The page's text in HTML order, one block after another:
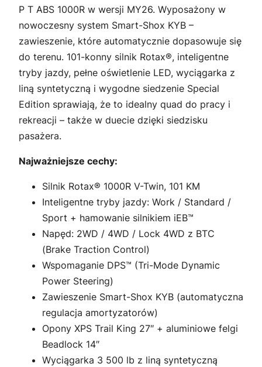
P T ABS 1000R w wersji MY26. Wyposażony w
nowoczesny system Smart-Shox KYB –
zawieszenie, które automatycznie dopasowuje się
do terenu. 101-konny silnik Rotax®, inteligentne
tryby jazdy, pełne oświetlenie LED, wyciągarka z
liną syntetyczną i wygodne siedzenie Special
Edition sprawiają, że to idealny quad do pracy i
rekreacji – także w duecie dzięki siedzisku
pasażera.
Najważniejsze cechy:
Silnik Rotax® 1000R V-Twin, 101 KM
Inteligentne tryby jazdy: Work / Standard /
Sport + hamowanie silnikiem iEB™
Napęd: 2WD / 4WD / Lock 4WD z BTC
(Brake Traction Control)
Wspomaganie DPS™ (Tri-Mode Dynamic
Power Steering)
Zawieszenie Smart-Shox KYB (automatyczna
regulacja amortyzatorów)
Opony XPS Trail King 27″ + aluminiowe felgi
Beadlock 14″
Wyciągarka 3 500 lb z liną syntetyczną